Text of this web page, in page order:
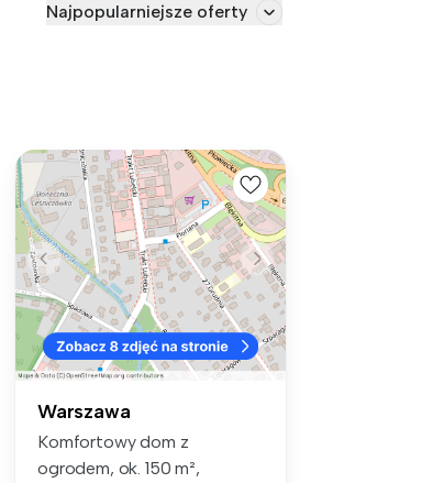
Najpopularniejsze oferty
Warszawa
Komfortowy dom z
ogrodem, ok. 150 m²,